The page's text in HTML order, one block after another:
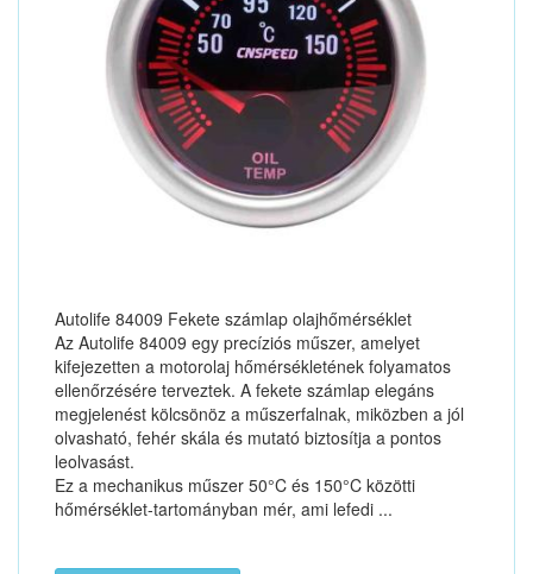
Autolife 84009 Fekete számlap olajhőmérséklet
Az Autolife 84009 egy precíziós műszer, amelyet
kifejezetten a motorolaj hőmérsékletének folyamatos
ellenőrzésére terveztek. A fekete számlap elegáns
megjelenést kölcsönöz a műszerfalnak, miközben a jól
olvasható, fehér skála és mutató biztosítja a pontos
leolvasást.
Ez a mechanikus műszer 50°C és 150°C közötti
hőmérséklet-tartományban mér, ami lefedi ...